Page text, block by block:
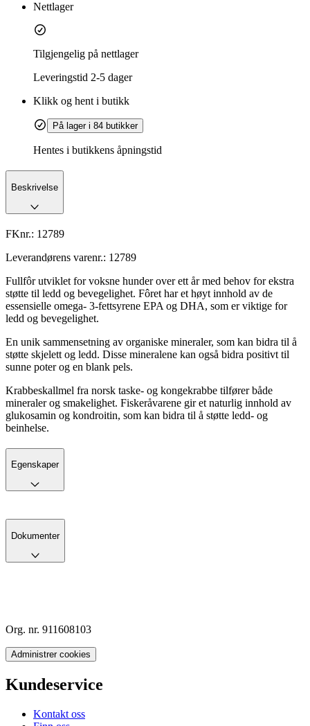
Nettlager
Tilgjengelig på nettlager
Leveringstid 2-5 dager
Klikk og hent i butikk
På lager i 84 butikker
Hentes i butikkens åpningstid
Beskrivelse
FKnr.: 12789
Leverandørens varenr.: 12789
Fullfôr utviklet for voksne hunder over ett år med behov for ekstra
støtte til ledd og bevegelighet. Fôret har et høyt innhold av de
essensielle omega- 3-fettsyrene EPA og DHA, som er viktige for
ledd og bevegelighet.
En unik sammensetning av organiske mineraler, som kan bidra til å
støtte skjelett og ledd. Disse mineralene kan også bidra positivt til
sunne poter og en blank pels.
Krabbeskallmel fra norsk taske- og kongekrabbe tilfører både
mineraler og smakelighet. Fiskeråvarene gir et naturlig innhold av
glukosamin og kondroitin, som kan bidra til å støtte ledd- og
beinhelse.
Egenskaper
Dokumenter
Org. nr. 911608103
Administrer cookies
Kundeservice
Kontakt oss